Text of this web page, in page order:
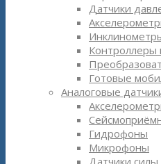
Датчики
Контроллеры
Готовые
Аналоговые
Гидрофоны
Микрофоны
Датчики